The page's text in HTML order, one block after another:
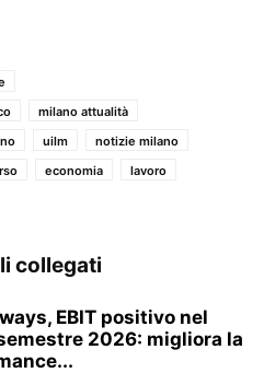
milano attualità
uilm
notizie milano
economia
lavoro
collegati
EBIT positivo nel
2026: migliora la